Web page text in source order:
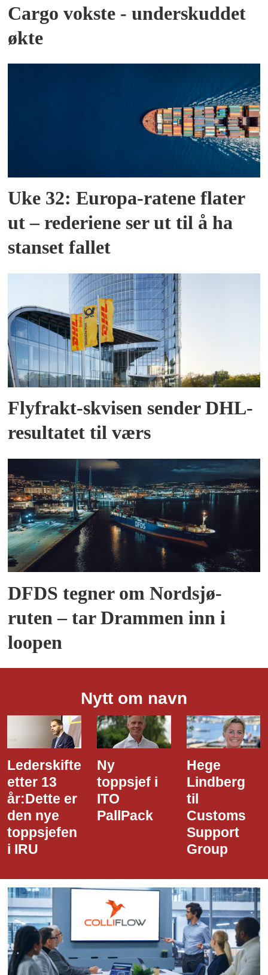
Cargo vokste - underskuddet
økte
Uke 32: Europa-ratene flater
ut – rederiene ser ut til å ha
stanset fallet
Flyfrakt-skvisen sender DHL-
resultatet til værs
DFDS tegner om Nordsjø-
ruten – tar Drammen inn i
loopen
Nytt om navn
Ny
toppsjef i
ITO
PallPack
Hege
Lindberg
til
Customs
Dette er
den nye
i Narvik
Havn